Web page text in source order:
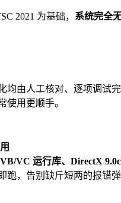
2021 为基础， 系统完全
均由人工核对、逐项调试
使用更顺手。
VB/VC 运行库、DirectX
跑，告别缺斤短两的报错